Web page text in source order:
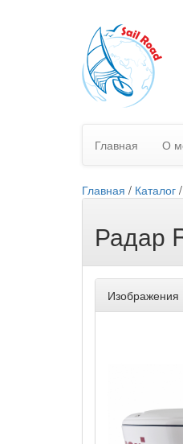
Главная О
Главная / Каталог /
Радар
Изображения